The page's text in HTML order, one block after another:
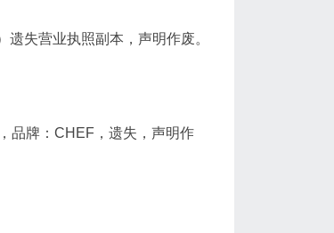
失营业执照副本，声明作废。
品牌：CHEF，遗失，声明作